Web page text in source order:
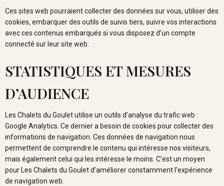
Ces sites web pourraient collecter des données sur vous, utiliser des
cookies, embarquer des outils de suivis tiers, suivre vos interactions
avec ces contenus embarqués si vous disposez d’un compte
connecté sur leur site web.
STATISTIQUES ET MESURES
D’AUDIENCE
Les Chalets du Goulet utilise un outils d’analyse du trafic web :
Google Analytics. Ce dernier a besoin de cookies pour collecter des
informations de navigation. Ces données de navigation nous
permettent de comprendre le contenu qui intéresse nos visiteurs,
mais également celui qui les intéresse le moins. C’est un moyen
pour Les Chalets du Goulet d’améliorer constamment l’expérience
de navigation web.